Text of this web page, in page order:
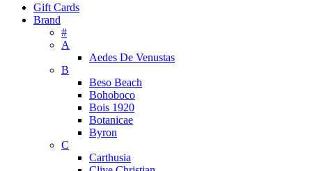
Gift Cards
Brand
#
A
Aedes De Venustas
B
Beso Beach
Bohoboco
Bois 1920
Botanicae
Byron
C
Carthusia